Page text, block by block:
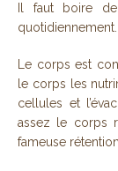
Il faut boire
quotidiennement.
Le corps est
le corps les
cellules et
assez le corps
fameuse rétention.